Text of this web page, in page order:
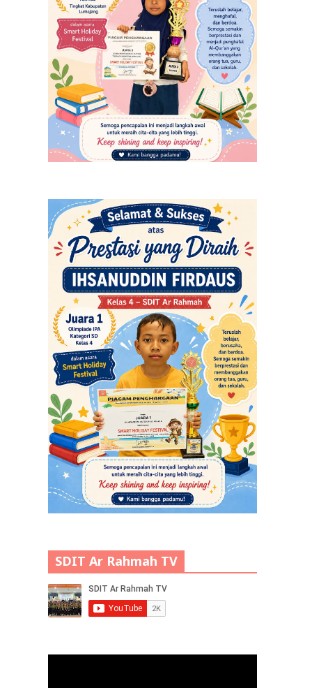
SDIT Ar Rahmah TV